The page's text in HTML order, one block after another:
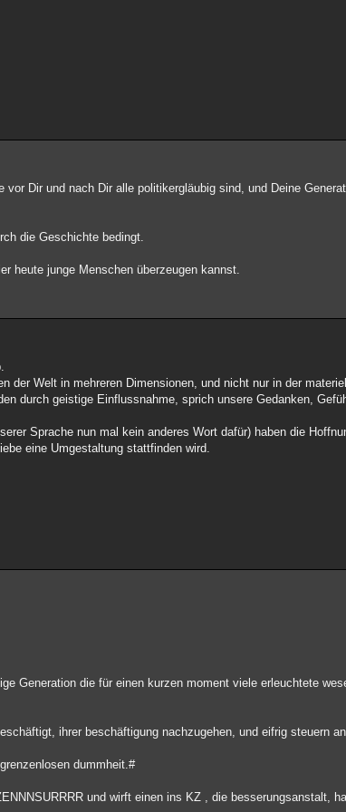
Dir und nach Dir alle politikergläubig sind, und Deine
die Geschichte bedingt.
heute junge Menschen überzeugen kannst.
der Welt in mehreren Dimensionen, und nicht nur in der
durch geistige Einflussnahme, sprich unsere Gedanken,
Sprache nun mal kein anderes Wort dafür) haben die
eine Umgestaltung stattfinden wird.
Generation die für einen kurzen moment viele erleuchtete
ihrer beschäftigung nachzugehen, und eifrig steuern
dummheit.#
und wirft einen ins KZ , die besserungsanstalt,